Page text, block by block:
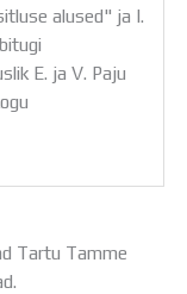
alused" ja I.
E. ja V. Paju
Tartu Tamme